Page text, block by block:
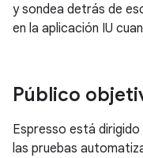
y sondea detrás de
en la aplicación IU
Público
Espresso está
las pruebas